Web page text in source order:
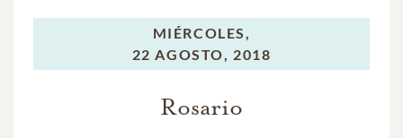
MIÉRCOLES,
22 AGOSTO, 2018
Rosario